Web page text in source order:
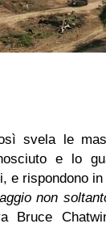
svela le
e lo
e rispondono
non
Bruce